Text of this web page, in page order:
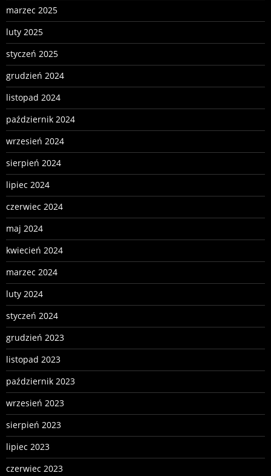
marzec 2025
luty 2025
styczeń 2025
grudzień 2024
listopad 2024
październik 2024
wrzesień 2024
sierpień 2024
lipiec 2024
czerwiec 2024
maj 2024
kwiecień 2024
marzec 2024
luty 2024
styczeń 2024
grudzień 2023
listopad 2023
październik 2023
wrzesień 2023
sierpień 2023
lipiec 2023
czerwiec 2023